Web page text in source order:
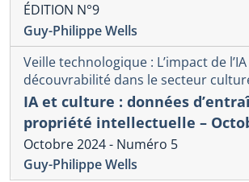
ÉDITION N°9
Guy-Philippe Wells
Veille technologique : L’impact de
découvrabilité dans le secteur
IA et culture : données
propriété intellectuelle –
Octobre 2024 - Numéro 5
Guy-Philippe Wells